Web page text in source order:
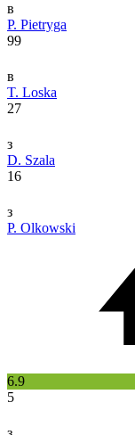
в
P. Pietryga
99
в
T. Loska
27
з
D. Szala
16
з
P. Olkowski
6.9
5